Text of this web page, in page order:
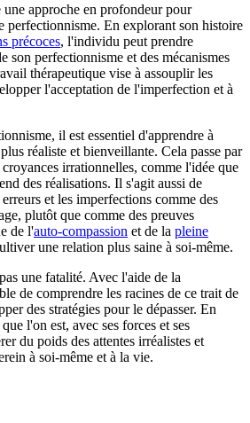
approche en profondeur pour
perfectionnisme. En explorant son histoire
précoces, l'individu peut prendre
son perfectionnisme et des mécanismes
thérapeutique vise à assouplir les
l'acceptation de l'imperfection et à
il est essentiel d'apprendre à
réaliste et bienveillante. Cela passe par
irrationnelles, comme l'idée que
des réalisations. Il s'agit aussi de
et les imperfections comme des
plutôt que comme des preuves
de l'auto-compassion et de la pleine
une relation plus saine à soi-même.
une fatalité. Avec l'aide de la
de comprendre les racines de ce trait de
des stratégies pour le dépasser. En
l'on est, avec ses forces et ses
du poids des attentes irréalistes et
à soi-même et à la vie.